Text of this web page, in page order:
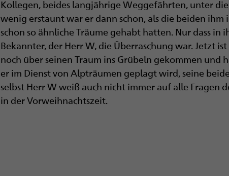
Kollegen, beides langjährige Weggefährten, unter die
wenig erstaunt war er dann schon, als die beiden ihm
schon so ähnliche Träume gehabt hatten. Nur dass in
Bekannter, der Herr W, die Überraschung war. Jetzt
noch über seinen Traum ins Grübeln gekommen und
er im Dienst von Alpträumen geplagt wird, seine
selbst Herr W weiß auch nicht immer auf alle Fragen
in der Vorweihnachtszeit.